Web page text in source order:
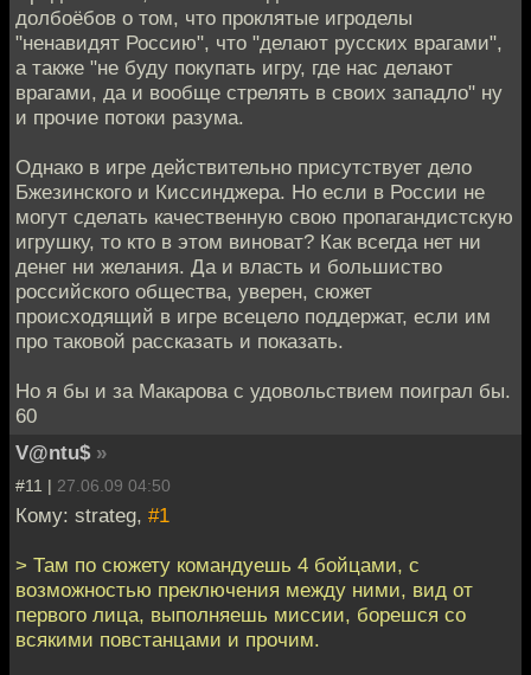
долбоёбов о том, что проклятые игроделы
"ненавидят Россию", что "делают русских врагами",
а также "не буду покупать игру, где нас делают
врагами, да и вообще стрелять в своих западло" ну
и прочие потоки разума.
Однако в игре действительно присутствует дело
Бжезинского и Киссинджера. Но если в России не
могут сделать качественную свою пропагандистскую
игрушку, то кто в этом виноват? Как всегда нет ни
денег ни желания. Да и власть и большиство
российского общества, уверен, сюжет
происходящий в игре всецело поддержат, если им
про таковой рассказать и показать.
Но я бы и за Макарова с удовольствием поиграл бы.
60
V@ntu$ »
#11 | 27.06.09 04:50
Кому: strateg, #1
> Там по сюжету командуешь 4 бойцами, с
возможностью преключения между ними, вид от
первого лица, выполняешь миссии, борешся со
всякими повстанцами и прочим.